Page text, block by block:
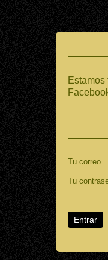
Tu correo
Tu